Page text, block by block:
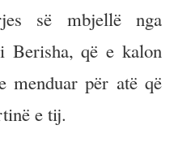
së mbjellë nga
Berisha, që e kalon
menduar për atë që
e tij.